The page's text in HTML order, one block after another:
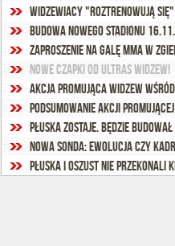
Widzewiacy "roztrenowują się"
Budowa nowego stadionu
Zaproszenie na galę MMA w
Nowe czapki od Ultras Widzew!
Akcja promująca Widzew
Podsumowanie akcji
Płuska zostaje. Będzie
Nowa sonda: Ewolucja czy
Płuska i Oszust nie przekonali